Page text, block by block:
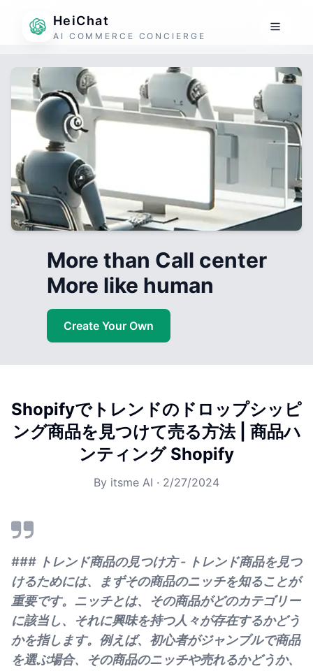
HeiChat
AI COMMERCE CONCIERGE
More than Call center
More like human
Create Your Own
Shopifyでトレンドのドロップシッピ
ング商品を見つけて売る方法 | 商品ハ
ンティング Shopify
By itsme AI · 2/27/2024
### トレンド商品の見つけ方 - トレンド商品を見つ
けるためには、まずその商品のニッチを知ることが
重要です。ニッチとは、その商品がどのカテゴリー
に該当し、それに興味を持つ人々が存在するかどう
かを指します。例えば、初心者がジャンブルで商品
を選ぶ場合、その商品のニッチや売れるかどうか、